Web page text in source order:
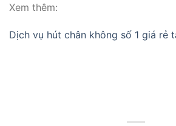
Xem thêm:
Dịch vụ hút chân không số 1 giá rẻ